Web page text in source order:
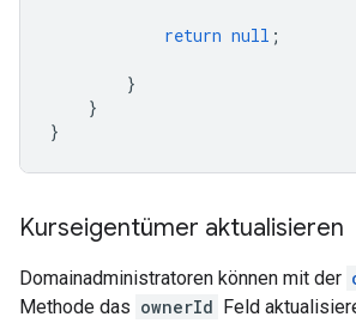
return null ;
}
}
}
Kurseigentümer aktualisieren
Domainadministratoren können mit der
Methode das ownerId Feld